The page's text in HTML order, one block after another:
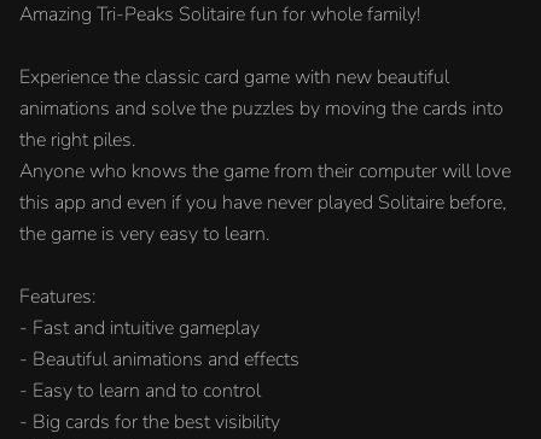
Amazing Tri-Peaks Solitaire fun for whole family!
Experience the classic card game with new beautiful
animations and solve the puzzles by moving the cards into
the right piles.
Anyone who knows the game from their computer will love
this app and even if you have never played Solitaire before,
the game is very easy to learn.
Features:
- Fast and intuitive gameplay
- Beautiful animations and effects
- Easy to learn and to control
- Big cards for the best visibility